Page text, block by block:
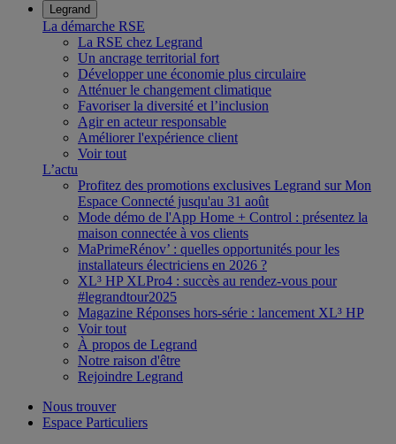
Legrand
La démarche RSE
La RSE chez Legrand
Un ancrage territorial fort
Développer une économie plus circulaire
Atténuer le changement climatique
Favoriser la diversité et l’inclusion
Agir en acteur responsable
Améliorer l'expérience client
Voir tout
L’actu
Profitez des promotions exclusives Legrand sur Mon
Espace Connecté jusqu'au 31 août
Mode démo de l'App Home + Control : présentez la
maison connectée à vos clients
MaPrimeRénov’ : quelles opportunités pour les
installateurs électriciens en 2026 ?
XL³ HP XLPro4 : succès au rendez-vous pour
#legrandtour2025
Magazine Réponses hors-série : lancement XL³ HP
Voir tout
À propos de Legrand
Notre raison d'être
Rejoindre Legrand
Nous trouver
Espace Particuliers